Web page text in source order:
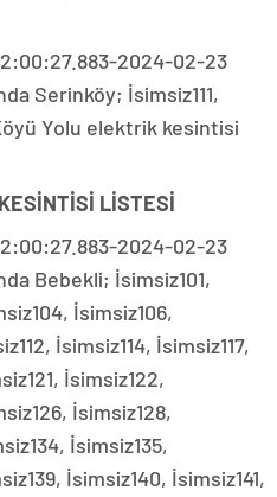
2024-02-23
Serinköy; İsimsiz111,
Yolu elektrik kesintisi
LİSTESİ
2024-02-23
Bebekli; İsimsiz101,
İsimsiz106,
İsimsiz114, İsimsiz117,
İsimsiz122,
İsimsiz128,
İsimsiz135,
İsimsiz140, İsimsiz141,